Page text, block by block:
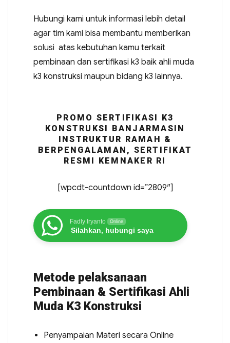
Hubungi kami untuk informasi lebih detail
agar tim kami bisa membantu memberikan
solusi atas kebutuhan kamu terkait
pembinaan dan sertifikasi k3 baik ahli muda
k3 konstruksi maupun bidang k3 lainnya.
PROMO SERTIFIKASI K3
KONSTRUKSI BANJARMASIN
INSTRUKTUR RAMAH &
BERPENGALAMAN, SERTIFIKAT
RESMI KEMNAKER RI
[wpcdt-countdown id=”2809″]
Fadly Iryanto Online
Silahkan, hubungi saya
Metode pelaksanaan
Pembinaan & Sertifikasi Ahli
Muda K3 Konstruksi
Penyampaian Materi secara Online